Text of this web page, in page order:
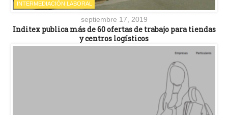
INTERMEDIACIÓN LABORAL
septiembre 17, 2019
Inditex publica más de 60 ofertas de trabajo para tiendas
y centros logísticos